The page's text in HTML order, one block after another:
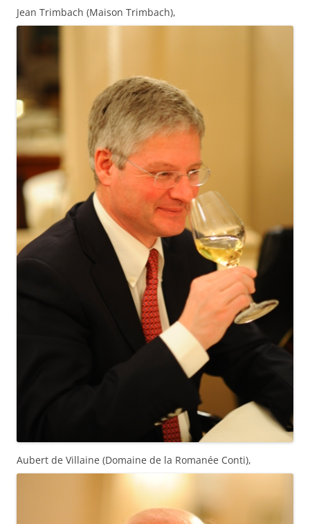
Jean Trimbach (Maison Trimbach),
Aubert de Villaine (Domaine de la Romanée Conti),